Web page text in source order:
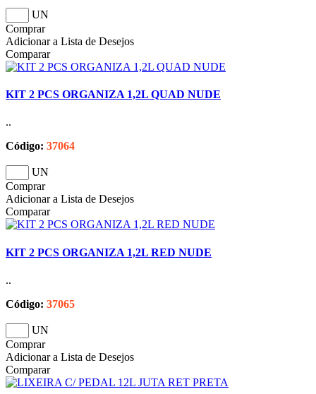
UN
Comprar
Adicionar a Lista de Desejos
Comparar
KIT 2 PCS ORGANIZA 1,2L QUAD NUDE
..
Código: 37064
UN
Comprar
Adicionar a Lista de Desejos
Comparar
KIT 2 PCS ORGANIZA 1,2L RED NUDE
..
Código: 37065
UN
Comprar
Adicionar a Lista de Desejos
Comparar